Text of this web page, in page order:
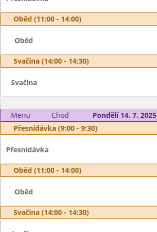
Oběd (11:00 - 14:00)
Oběd
Svačina (14:00 - 14:30)
Svačina
Menu Chod
Pondělí 14. 7. 2025
Přesnídávka (9:00 - 9:30)
Přesnídávka
Oběd (11:00 - 14:00)
Oběd
Svačina (14:00 - 14:30)